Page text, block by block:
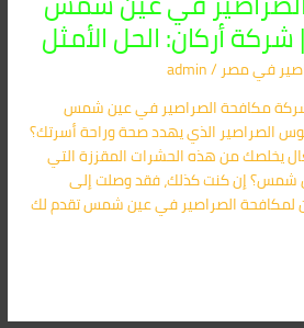
في مصر/
admin
شركة مكافحة الصراصير في عين شمس
الصراصير الذي يهدد صحة وراحة أسرتك؟
يخلصك من هذه الحشرات المقززة التي
إن كنت كذلك، فقد وصلت إلى
لمكافحة الصراصير في عين شمس تقدم لك